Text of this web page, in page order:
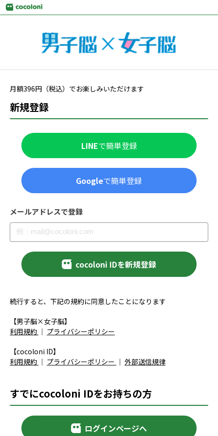
月額396円（税込）でお楽しみいただけます
新規登録
LINEで簡単登録
Googleで簡単登録
メールアドレスで登録
cocoloni IDを新規登録
続行すると、下記の規約に同意したことになります
【男子脳×女子脳】
利用規約 ｜ プライバシーポリシー
【cocoloni ID】
利用規約 ｜ プライバシーポリシー ｜ 外部送信規律
すでにcocoloni IDをお持ちの方
ログインページへ